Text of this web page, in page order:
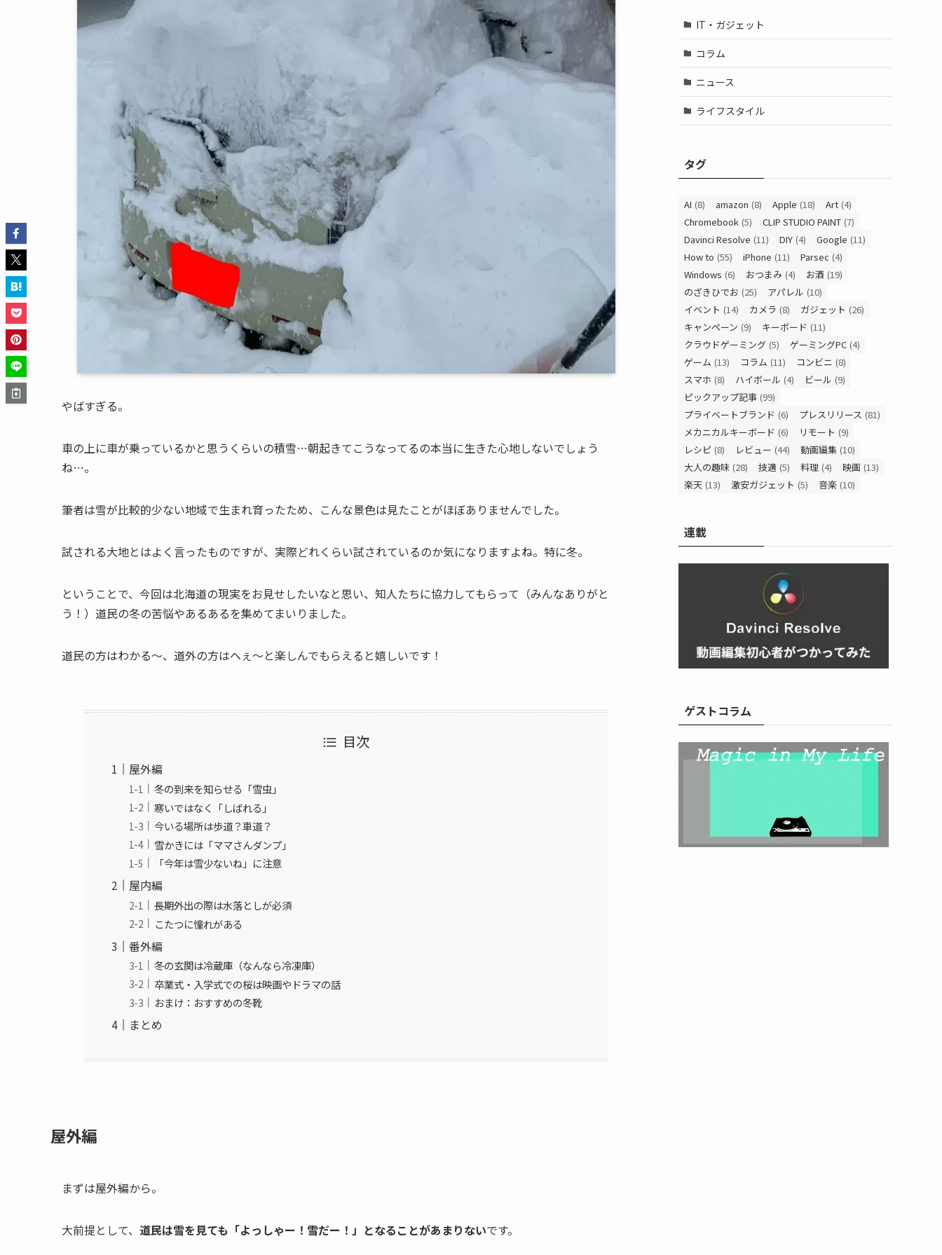
やばすぎる。
車の上に車が乗っているかと思うくらいの積雪…朝起きてこうなってるの本当に生きた心地しないでしょう
ね…。
筆者は雪が比較的少ない地域で生まれ育ったため、こんな景色は見たことがほぼありませんでした。
試される大地とはよく言ったものですが、実際どれくらい試されているのか気になりますよね。特に冬。
ということで、今回は北海道の現実をお見せしたいなと思い、知人たちに協力してもらって（みんなありがと
う！）道民の冬の苦悩やあるあるを集めてまいりました。
道民の方はわかる〜、道外の方はへぇ〜と楽しんでもらえると嬉しいです！
目次
屋外編
冬の到来を知らせる「雪虫」
寒いではなく「しばれる」
今いる場所は歩道？車道？
雪かきには「ママさんダンプ」
「今年は雪少ないね」に注意
屋内編
長期外出の際は水落としが必須
こたつに憧れがある
番外編
冬の玄関は冷蔵庫（なんなら冷凍庫）
卒業式・入学式での桜は映画やドラマの話
おまけ：おすすめの冬靴
まとめ
屋外編
まずは屋外編から。
大前提として、 道民は雪を見ても「よっしゃー！雪だー！」となることがあまりないです。
IT・ガジェット
コラム
ニュース
ライフスタイル
タグ
AI (8) amazon (8) Apple (18) Art (4)
Chromebook (5) CLIP STUDIO PAINT (7)
Davinci Resolve (11) DIY (4) Google (11)
How to (55) iPhone (11) Parsec (4)
Windows (6) おつまみ (4) お酒 (19)
のざきひでお (25) アパレル (10)
イベント (14) カメラ (8) ガジェット (26)
キャンペーン (9) キーボード (11)
クラウドゲーミング (5) ゲーミングPC (4)
ゲーム (13) コラム (11) コンビニ (8)
スマホ (8) ハイボール (4) ビール (9)
ピックアップ記事 (99)
プライベートブランド (6) プレスリリース (81)
メカニカルキーボード (6) リモート (9)
レシピ (8) レビュー (44) 動画編集 (10)
大人の趣味 (28) 技適 (5) 料理 (4) 映画 (13)
楽天 (13) 激安ガジェット (5) 音楽 (10)
連載
ゲストコラム